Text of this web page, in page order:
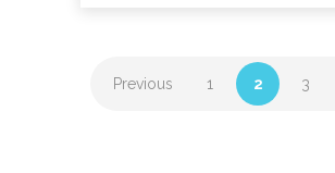
Previous 1 2 3